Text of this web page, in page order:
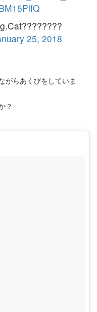
25, 2018
がらあくびをしていま
？